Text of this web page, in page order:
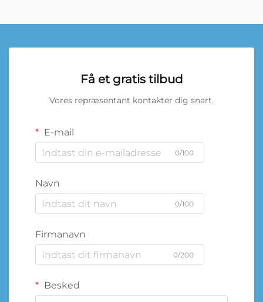
Få et gratis tilbud
Vores repræsentant kontakter dig snart.
E-mail
0/100
Navn
0/100
Firmanavn
0/200
Besked